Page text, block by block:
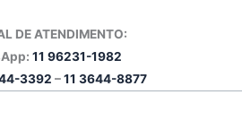
DE ATENDIMENTO:
11 96231-1982
3392 –11 3644-8877